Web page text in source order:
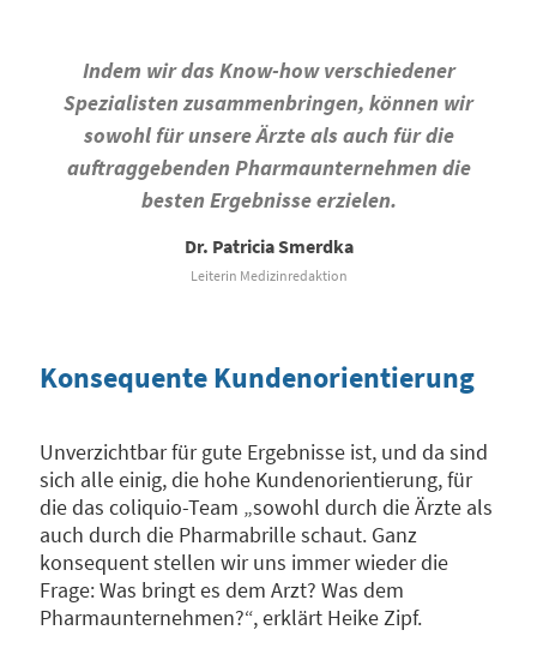
Indem wir das Know-how verschiedener
Spezialisten zusammenbringen, können wir
sowohl für unsere Ärzte als auch für die
auftraggebenden Pharmaunternehmen die
besten Ergebnisse erzielen.
Dr. Patricia Smerdka
Leiterin Medizinredaktion
Konsequente Kundenorientierung
Unverzichtbar für gute Ergebnisse ist, und da sind
sich alle einig, die hohe Kundenorientierung, für
die das coliquio-Team „sowohl durch die Ärzte als
auch durch die Pharmabrille schaut. Ganz
konsequent stellen wir uns immer wieder die
Frage: Was bringt es dem Arzt? Was dem
Pharmaunternehmen?“, erklärt Heike Zipf.